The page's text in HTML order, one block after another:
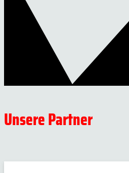
Unsere Partner